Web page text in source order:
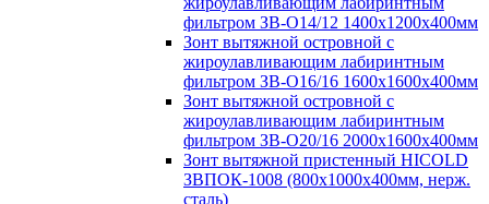
фильтром ЗВ-О14/12 1400х1200х400мм
Зонт вытяжной островной с
жироулавливающим лабиринтным
фильтром ЗВ-О16/16 1600х1600х400мм
Зонт вытяжной островной с
жироулавливающим лабиринтным
фильтром ЗВ-О20/16 2000х1600х400мм
Зонт вытяжной пристенный HICOLD
ЗВПОК-1008 (800х1000х400мм, нерж.
сталь)